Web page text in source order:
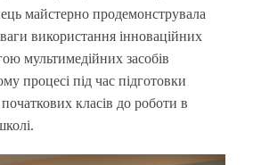
майстерно продемонструвала
використання інноваційних
мультимедійних засобів
процесі під час підготовки
класів до роботи в